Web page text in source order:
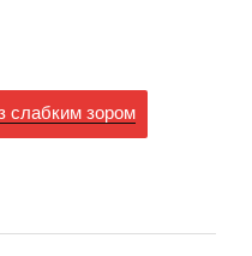
слабким зором